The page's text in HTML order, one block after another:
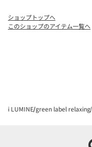
ショップトップへ
このショップのアイテム一覧へ
i LUMINE green label relaxing